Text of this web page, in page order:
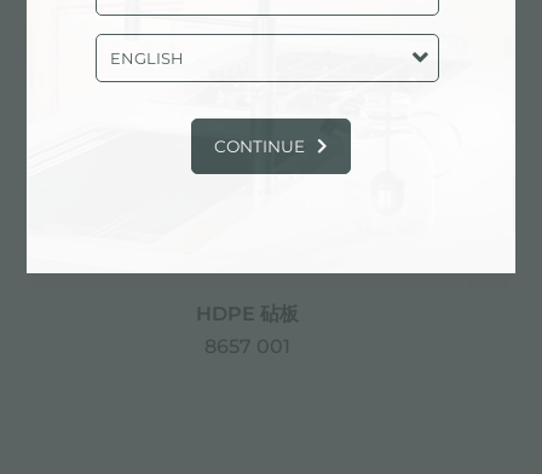
HDPE 砧板
8657 001
ENGLISH
CONTINUE